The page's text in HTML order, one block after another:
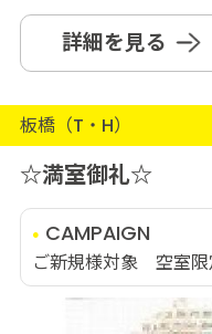
詳細を見る
板橋（T・H）
☆満室御礼☆
CAMPAIGN
ご新規様対象 空室